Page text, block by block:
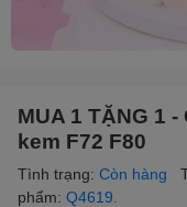
MUA 1 TẶNG 1
kem F72 F80
Tình trạng: Còn hàng
phẩm: Q4619.